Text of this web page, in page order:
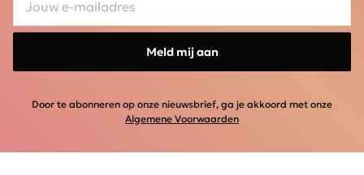
Meld mij aan
Door te abonneren op onze nieuwsbrief, ga je akkoord met onze
Algemene Voorwaarden